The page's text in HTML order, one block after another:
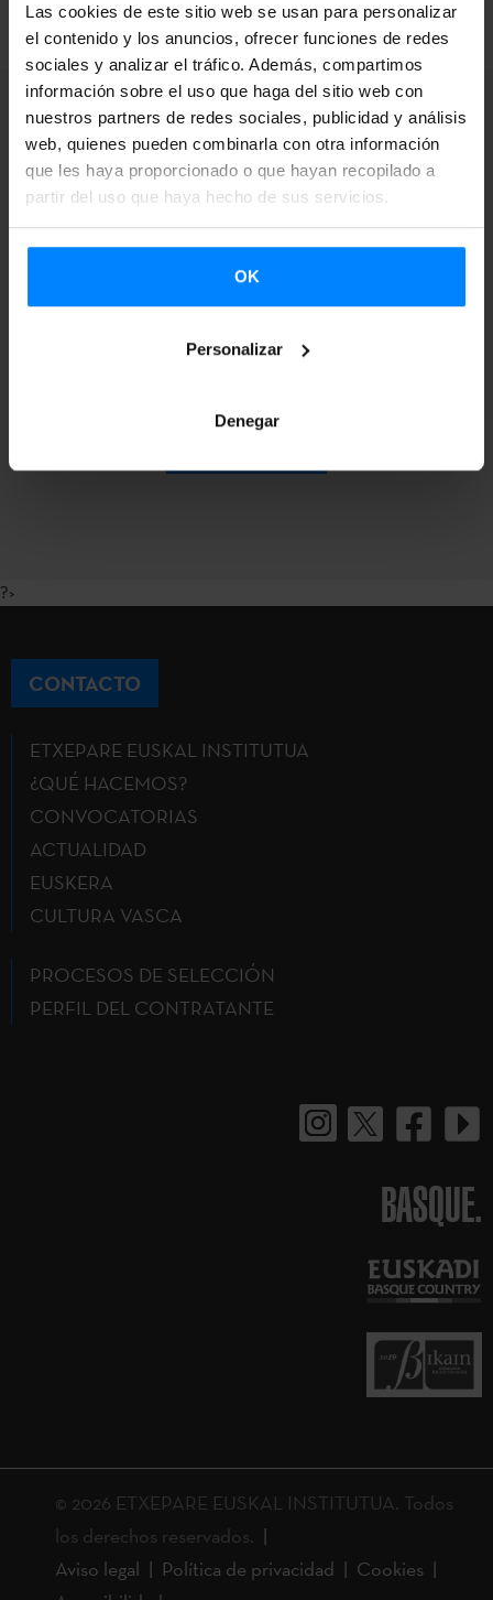
Las cookies de este sitio web se usan para personalizar
el contenido y los anuncios, ofrecer funciones de redes
sociales y analizar el tráfico. Además, compartimos
información sobre el uso que haga del sitio web con
nuestros partners de redes sociales, publicidad y análisis
web, quienes pueden combinarla con otra información
que les haya proporcionado o que hayan recopilado a
partir del uso que haya hecho de sus servicios.
OK
Personalizar
Denegar
Suscríbete a nuestra
Newsletter para
recibir más
información.
?>
CONTACTO
ETXEPARE EUSKAL INSTITUTUA
¿QUÉ HACEMOS?
CONVOCATORIAS
ACTUALIDAD
EUSKERA
CULTURA VASCA
PROCESOS DE SELECCIÓN
PERFIL DEL CONTRATANTE
BASQUE.
© 2026 ETXEPARE EUSKAL INSTITUTUA. Todos
los derechos reservados.
Aviso legal
Política de privacidad
Cookies